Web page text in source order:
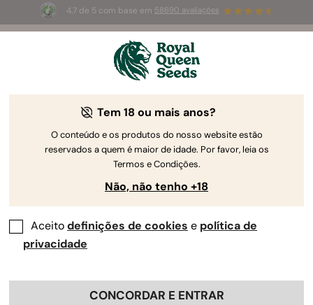
4.7 de 5 com base em 58690 avaliações
3 sementes White Widow Auto
Tem 18 ou mais anos?
O conteúdo e os produtos do nosso website estão
reservados a quem é maior de idade. Por favor, leia os
Termos e Condições.
Não, não tenho +18
Aceitodefinições de cookies e política de
privacidade
CONCORDAR E ENTRAR